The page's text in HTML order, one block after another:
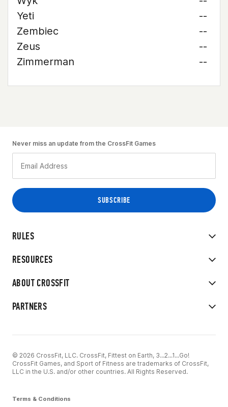
Yeti
--
Zembiec
--
Zeus
--
Zimmerman
--
RULES
RESOURCES
ABOUT CROSSFIT
PARTNERS
Never miss an update from the CrossFit Games
© 2026 CrossFit, LLC. CrossFit, Fittest on Earth, 3...2...1...Go!
CrossFit Games, and Sport of Fitness are trademarks of CrossFit,
LLC in the U.S. and/or other countries. All Rights Reserved.
Terms & Conditions